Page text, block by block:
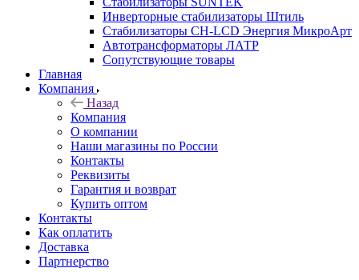
Инверторные стабилизаторы Штиль
Стабилизаторы СН-LCD Энepгия МикроАрт
Автотрансформаторы ЛАТР
Сопутствующие товары
Главная
Компания
Назад
Компания
О компании
Наши магазины по России
Контакты
Реквизиты
Гарантия и возврат
Купить оптом
Контакты
Как оплатить
Доставка
Партнерство